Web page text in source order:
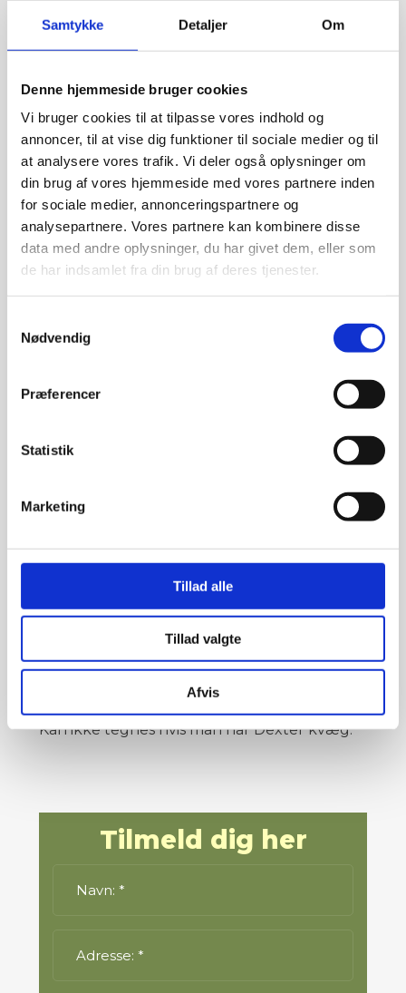
Samtykke Detaljer Om
Denne hjemmeside bruger cookies
Vi bruger cookies til at tilpasse vores indhold og
annoncer, til at vise dig funktioner til sociale medier og til
at analysere vores trafik. Vi deler også oplysninger om
din brug af vores hjemmeside med vores partnere inden
for sociale medier, annonceringspartnere og
analysepartnere. Vores partnere kan kombinere disse
data med andre oplysninger, du har givet dem, eller som
de har indsamlet fra din brug af deres tjenester.
Nødvendig
Præferencer
Statistik
Marketing
Tillad alle
Tillad valgte
Afvis
Ved udfyldelse af indmeldelses blanket,
sendes der mail ud med informationer om
hvordan kontingentet indbetales.​
Kontingentet betales årligt med slut februar
hvert år, og skal indbetales til:
Til foreningens konto 1551 10153905
Typer og priser:
Familie medlemskab:
- med 2 stemmer / opstillingsret ved
generalforsamling og lign.
- Medlem med 1 stemme / opstillingsret ved
det, at man har Dexter kvæg - Ved tvivl ved
- uden stemme / opstillings-ret ved
generalforsamling og lign.
- Pris: kr. 320,00 + moms = kr. 400,00
Ovenstående medlemskab kan kun tegnes
Kan ikke tegnes hvis man har Dexter kvæg.
​Tilmeld dig her